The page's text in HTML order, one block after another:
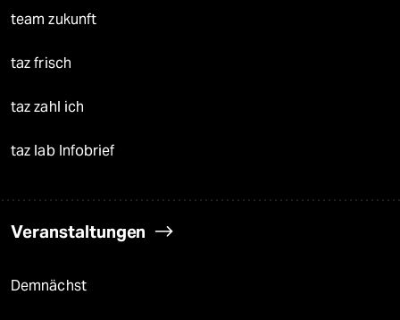
team zukunft
taz frisch
taz zahl ich
taz lab Infobrief
Veranstaltungen
Demnächst